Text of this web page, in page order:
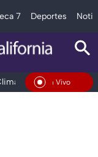
7 Deportes
Deportes
En Vivo